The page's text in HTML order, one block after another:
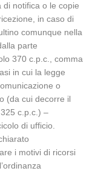
notifica o le copie
in caso di
comunque nella
parte
370 c.p.c., comma
in cui la legge
o
(da cui decorre il
c.p.c.) –
di ufficio.
i motivi di ricorsi